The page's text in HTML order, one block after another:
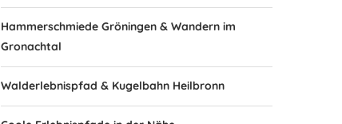
Hammerschmiede Gröningen & Wandern im
Gronachtal
Walderlebnispfad & Kugelbahn Heilbronn